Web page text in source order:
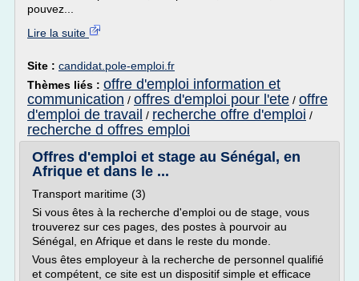
pouvez...
Lire la suite
Site : candidat.pole-emploi.fr
Thèmes liés : offre d'emploi information et
communication / offres d'emploi pour l'ete / offre
d'emploi de travail / recherche offre d'emploi /
recherche d offres emploi
Offres d'emploi et stage au Sénégal, en
Afrique et dans le ...
Transport maritime (3)
Si vous êtes à la recherche d'emploi ou de stage, vous
trouverez sur ces pages, des postes à pourvoir au
Sénégal, en Afrique et dans le reste du monde.
Vous êtes employeur à la recherche de personnel qualifié
et compétent, ce site est un dispositif simple et efficace